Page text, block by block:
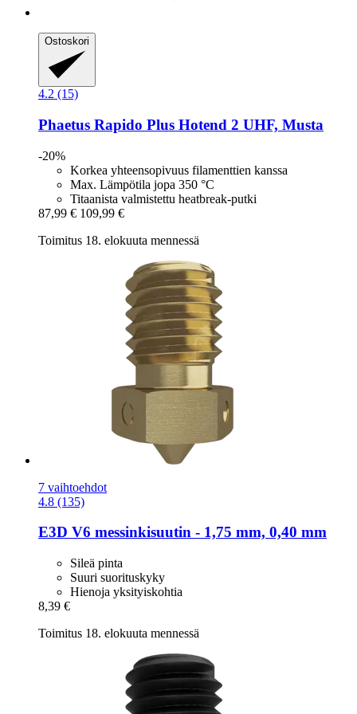
Ostoskori
4.2 (15)
Phaetus Rapido Plus Hotend 2 UHF, Musta
-20%
Korkea yhteensopivuus filamenttien kanssa
Max. Lämpötila jopa 350 °C
Titaanista valmistettu heatbreak-putki
87,99 € 109,99 €
Toimitus 18. elokuuta mennessä
7 vaihtoehdot
4.8 (135)
E3D V6 messinkisuutin -​ 1,75 mm, 0,40 mm
Sileä pinta
Suuri suorituskyky
Hienoja yksityiskohtia
8,39 €
Toimitus 18. elokuuta mennessä